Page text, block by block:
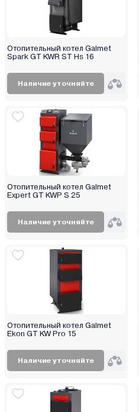
Отопительный котел Galmet
Spark GT KWR ST Hs 16
Наличие уточняйте
Отопительный котел Galmet
Expert GT KWP S 25
Наличие уточняйте
Отопительный котел Galmet
Ekon GT KW Pro 15
Наличие уточняйте